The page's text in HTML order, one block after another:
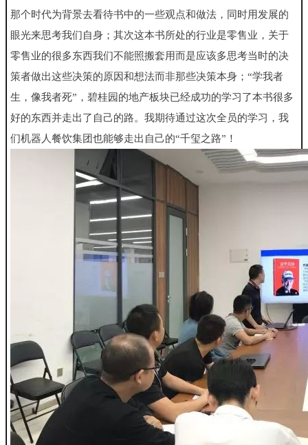
那个时代为背景去看待书中的一些观点和做法，同时用发展的
眼光来思考我们自身；其次这本书所处的行业是零售业，关于
零售业的很多东西我们不能照搬套用而是应该多思考当时的决
策者做出这些决策的原因和想法而非那些决策本身；“学我者
生，像我者死”，碧桂园的地产板块已经成功的学习了本书很多
好的东西并走出了自己的路。我期待通过这次全员的学习，我
们机器人餐饮集团也能够走出自己的“千玺之路”！